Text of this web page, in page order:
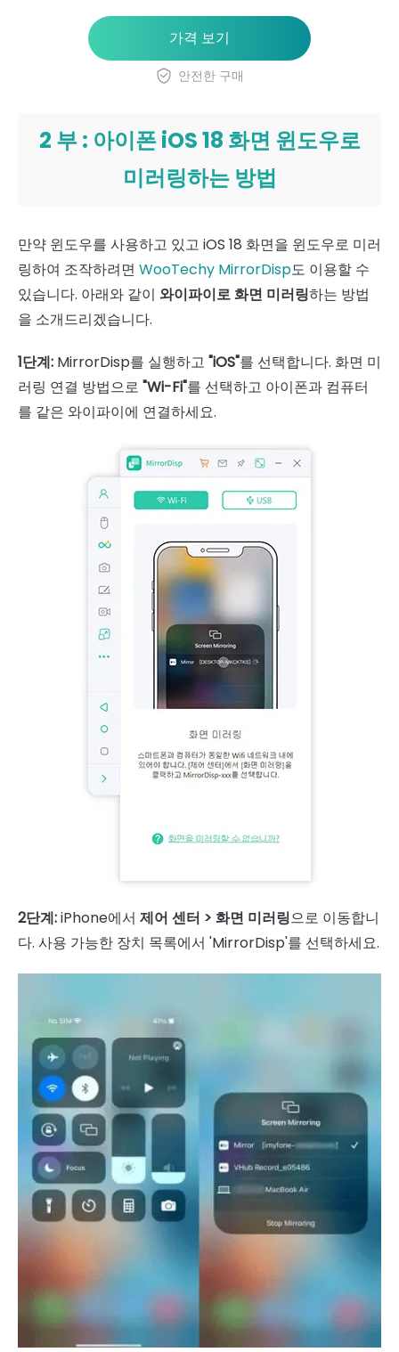
가격 보기
안전한 구매
2 부 : 아이폰 iOS 18 화면 윈도우로
미러링하는 방법
만약 윈도우를 사용하고 있고 iOS 18 화면을 윈도우로 미러
링하여 조작하려면 WooTechy MirrorDisp도 이용할 수
있습니다. 아래와 같이 와이파이로 화면 미러링하는 방법
을 소개드리겠습니다.
1단계: MirrorDisp를 실행하고 "iOS"를 선택합니다. 화면 미
러링 연결 방법으로 "Wi-Fi"를 선택하고 아이폰과 컴퓨터
를 같은 와이파이에 연결하세요.
2단계:iPhone에서 제어 센터 > 화면 미러링으로 이동합니
다. 사용 가능한 장치 목록에서 'MirrorDisp'를 선택하세요.